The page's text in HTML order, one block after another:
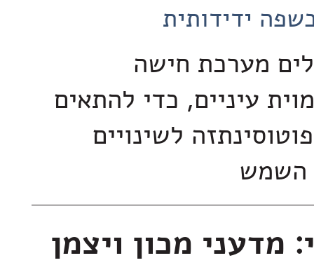
ידידותית
מערכת חישה
עיניים, כדי להתאים
לשינויים
השמש
מדעני מכון ויצמן